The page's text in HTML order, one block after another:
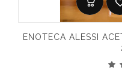
ENOTECA ALESSI